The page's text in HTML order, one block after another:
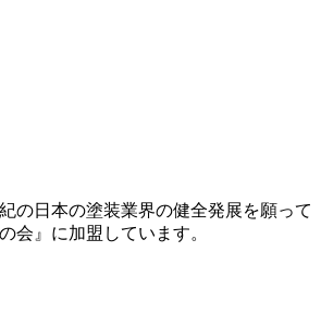
の日本の塗装業界の健全発展を願って
会』に加盟しています。